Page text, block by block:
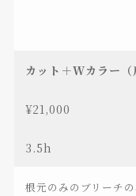
カット＋Wカラー
¥21,000
3.5h
根元のみのブリーチ